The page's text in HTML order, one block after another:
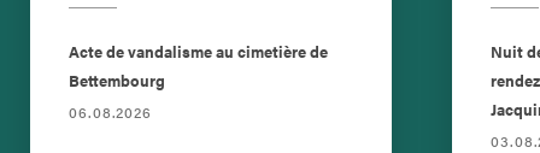
Acte de vandalisme au cimetière de
Bettembourg
06.08.2026
Nuit